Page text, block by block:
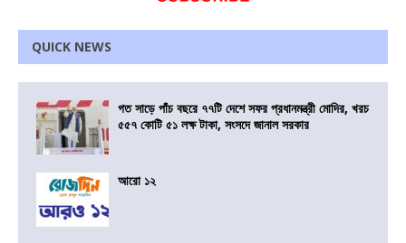
QUICK NEWS
গত সাড়ে পাঁচ বছরে ৭৭টি দেশে সফর প্রধানমন্ত্রী মোদির, খরচ
৫৫৭ কোটি ৫১ লক্ষ টাকা, সংসদে জানাল সরকার
আরো ১২